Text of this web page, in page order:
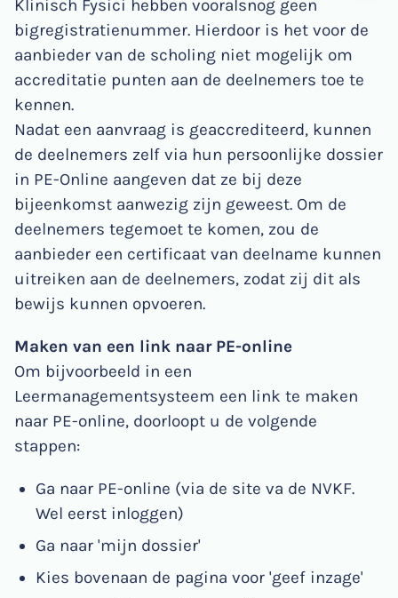
Klinisch Fysici hebben vooralsnog geen
bigregistratienummer. Hierdoor is het voor de
aanbieder van de scholing niet mogelijk om
accreditatie punten aan de deelnemers toe te
kennen.
Nadat een aanvraag is geaccrediteerd, kunnen
de deelnemers zelf via hun persoonlijke dossier
in PE-Online aangeven dat ze bij deze
bijeenkomst aanwezig zijn geweest. Om de
deelnemers tegemoet te komen, zou de
aanbieder een certificaat van deelname kunnen
uitreiken aan de deelnemers, zodat zij dit als
bewijs kunnen opvoeren.
Maken van een link naar PE-online
Om bijvoorbeeld in een
Leermanagementsysteem een link te maken
naar PE-online, doorloopt u de volgende
stappen:
Ga naar PE-online (via de site va de NVKF.
Wel eerst inloggen)
Ga naar 'mijn dossier'
Kies bovenaan de pagina voor 'geef inzage'